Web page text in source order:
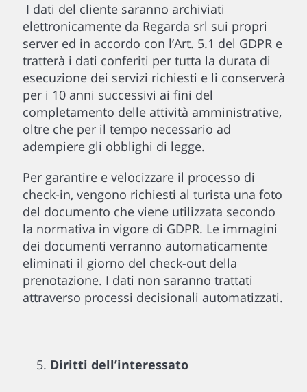
I dati del cliente saranno archiviati
elettronicamente da Regarda srl sui propri
server ed in accordo con l’Art. 5.1 del GDPR e
tratterà i dati conferiti per tutta la durata di
esecuzione dei servizi richiesti e li conserverà
per i 10 anni successivi ai fini del
completamento delle attività amministrative,
oltre che per il tempo necessario ad
adempiere gli obblighi di legge.
Per garantire e velocizzare il processo di
check-in, vengono richiesti al turista una foto
del documento che viene utilizzata secondo
la normativa in vigore di GDPR. Le immagini
dei documenti verranno automaticamente
eliminati il giorno del check-out della
prenotazione. I dati non saranno trattati
attraverso processi decisionali automatizzati.
Diritti dell’interessato